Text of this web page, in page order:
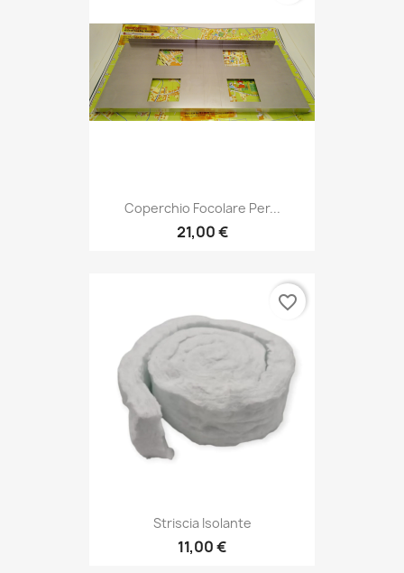
Coperchio Focolare Per...
21,00 €
Striscia Isolante
11,00 €
favorite_border